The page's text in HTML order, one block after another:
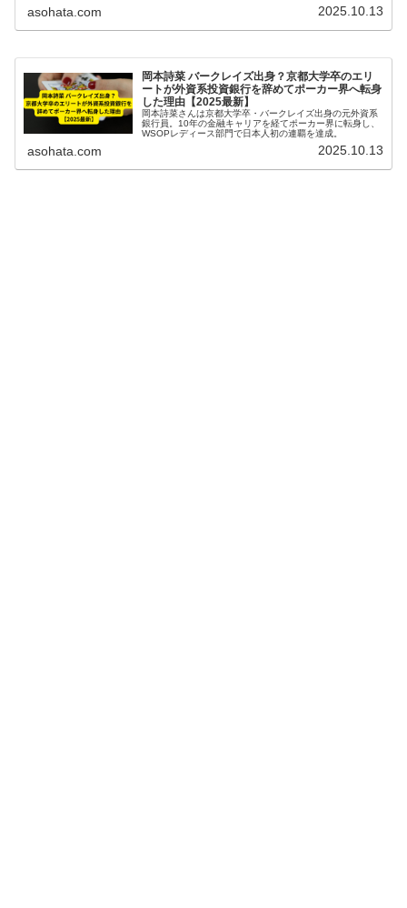
asohata.com 2025.10.13
岡本詩菜 バークレイズ出身？京都大学卒のエリ
ートが外資系投資銀行を辞めてポーカー界へ転身
した理由【2025最新】
岡本詩菜さんは京都大学卒・バークレイズ出身の元外資系
銀行員。10年の金融キャリアを経てポーカー界に転身し、
WSOPレディース部門で日本人初の連覇を達成。
asohata.com 2025.10.13